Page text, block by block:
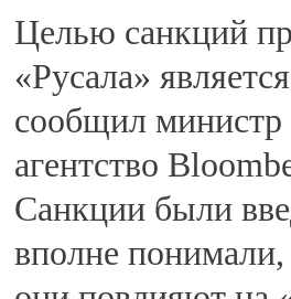
Целью санкций
«Русала»
сообщил
агентство
Санкции были
вполне